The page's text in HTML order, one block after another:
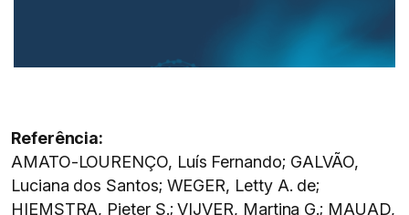
Referência:
AMATO-LOURENÇO, Luís Fernando; GALVÃO,
Luciana dos Santos; WEGER, Letty A. de;
HIEMSTRA, Pieter S.; VIJVER, Martina G.; MAUAD,